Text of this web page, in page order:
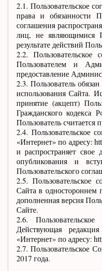
2.1. Пользовательское
права и обязанности
соглашения
лиц, не являющимися
результате действий
2.2. Пользовательское
Пользователем и
предоставление
2.3. Пользователь
использования Сайта.
принятие (акцепт)
Гражданского кодекса
Пользователь
2.4. Пользовательское
«Интернет» по адресу:
и распространяет
опубликования и
Пользовательского
2.5.
Сайта в одностороннем
дополненная версия
Сайте.
2.6.
Действующая
«Интернет» по адресу:
2.7. Пользовательское
2017 года.